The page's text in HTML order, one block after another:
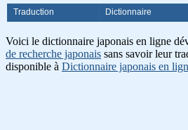
Traduction Dictionnaire
Voici le dictionnaire japonais en ligne
de recherche japonais sans savoir leur
disponible à Dictionnaire japonais en